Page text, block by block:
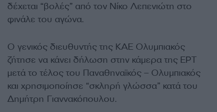
δέχεται “βολές” από τον Νίκο Λεπενιώτη στο
φινάλε του αγώνα.
Ο γενικός διευθυντής της ΚΑΕ Ολυμπιακός
ζήτησε να κάνει δήλωση στην κάμερα της ΕΡΤ
μετά το τέλος του Παναθηναϊκός – Ολυμπιακός
και χρησιμοποίησε “σκληρή γλώσσα” κατά του
Δημήτρη Γιαννακόπουλου.